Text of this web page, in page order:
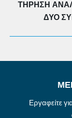
ΤΉΡΗΣΗ
ΔΎΟ
Εργαφείτε